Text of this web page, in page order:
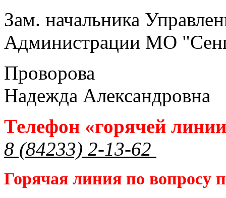
Зам. начальника
Администрации МО
Проворова
Надежда Александровна
Телефон «горячей
8 (84233) 2-13-62
Горячая линия по вопросу